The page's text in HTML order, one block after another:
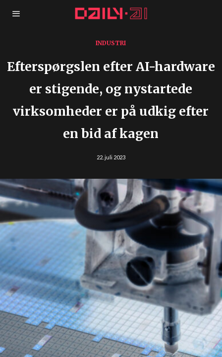
INDUSTRI
Efterspørgslen efter AI-hardware
er stigende, og nystartede
virksomheder er på udkig efter
en bid af kagen
22. juli 2023